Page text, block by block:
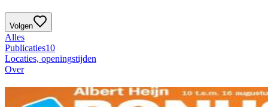
Volgen
Alles
Publicaties10
Locaties, openingstijden
Over